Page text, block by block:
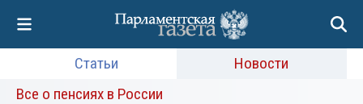
Статьи
Новости
Все о пенсиях в России